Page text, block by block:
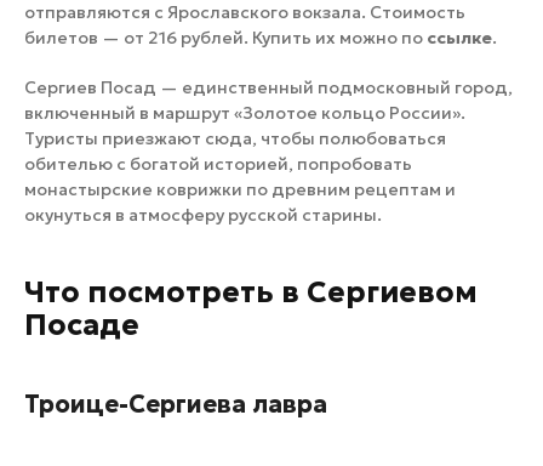
отправляются с Ярославского вокзала. Стоимость
билетов — от 216 рублей. Купить их можно по ссылке.
Сергиев Посад — единственный подмосковный город,
включенный в маршрут «Золотое кольцо России».
Туристы приезжают сюда, чтобы полюбоваться
обителью с богатой историей, попробовать
монастырские коврижки по древним рецептам и
окунуться в атмосферу русской старины.
Что посмотреть в Сергиевом
Посаде
Троице-Сергиева лавра